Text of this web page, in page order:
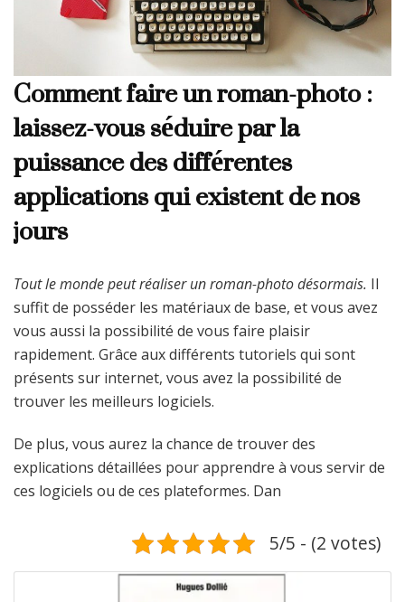
Comment faire un roman-photo :
laissez-vous séduire par la
puissance des différentes
applications qui existent de nos
jours
Tout le monde peut réaliser un roman-photo désormais. Il
suffit de posséder les matériaux de base, et vous avez
vous aussi la possibilité de vous faire plaisir
rapidement. Grâce aux différents tutoriels qui sont
présents sur internet, vous avez la possibilité de
trouver les meilleurs logiciels.
De plus, vous aurez la chance de trouver des
explications détaillées pour apprendre à vous servir de
ces logiciels ou de ces plateformes. Dan
5/5 - (2 votes)